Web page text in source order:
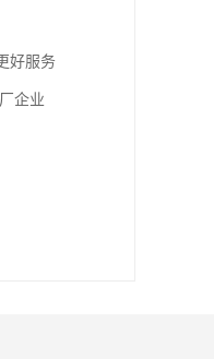
好服务
企业